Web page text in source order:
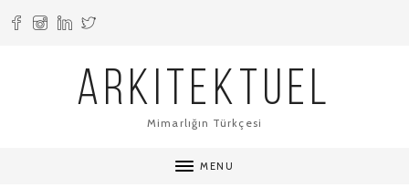
ARKITEKTUEL
Mimarlığın Türkçesi
MENU